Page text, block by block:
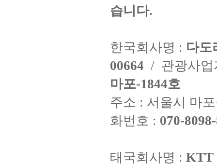
습니다.
한국회사명 : 다도
00664 / 관광사
마포-1844호
주소 : 서울시 마
화번호 : 070-
태국회사명 : KTT